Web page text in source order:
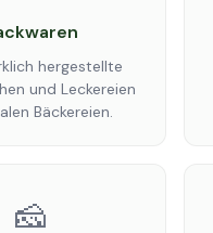
hergestellte
und Leckereien
Bäckereien.
🧀